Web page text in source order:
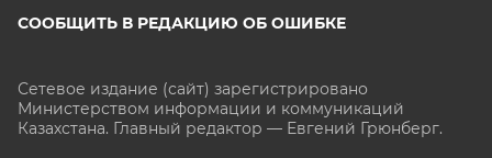
СООБЩИТЬ В РЕДАКЦИЮ ОБ ОШИБКЕ
Сетевое издание (сайт) зарегистрировано
Министерством информации и коммуникаций
Казахстана. Главный редактор — Евгений Грюнберг.